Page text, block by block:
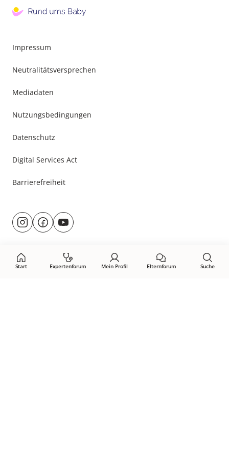
Start Expertenforum Mein Profil Elternforum Suche
Impressum
Neutralitätsversprechen
Mediadaten
Nutzungsbedingungen
Datenschutz
Digital Services Act
Barrierefreiheit
Besuche
uns@rund.ums.baby
facebook.com/rundumsbaby.de
youtube.com/@rundumsbaby_